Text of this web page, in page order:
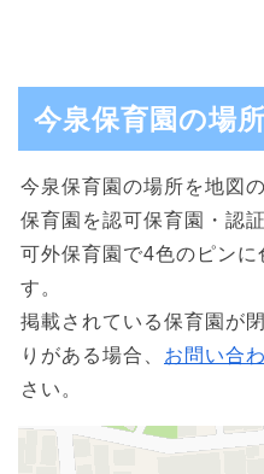
今泉保育園の場所
今泉保育園の場所を地図
保育園を認可保育園・認
可外保育園で4色のピンに
す。
掲載されている保育園が
りがある場合、 お問い合
さい。